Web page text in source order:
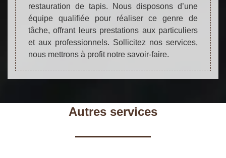
restauration de tapis. Nous disposons d’une
équipe qualifiée pour réaliser ce genre de
tâche, offrant leurs prestations aux particuliers
et aux professionnels. Sollicitez nos services,
nous mettrons à profit notre savoir-faire.
Autres services